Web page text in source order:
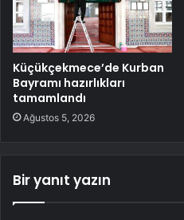
Küçükçekmece’de Kurban
Bayramı hazırlıkları
tamamlandı
Ağustos 5, 2026
Bir yanıt yazın